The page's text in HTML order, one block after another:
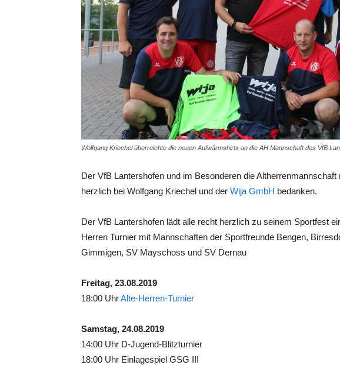
Wolfgang Kriechel überreichte die neuen Aufwärmshirts an die AH Mannschaft des VfB
Der VfB Lantershofen und im Besonderen die
herzlich bei Wolfgang Kriechel und der Wija GmbH bedanken.
Der VfB Lantershofen lädt alle recht herzlich zu seinem Sportfest
Herren Turnier mit Mannschaften der Sportfreunde Bengen,
Gimmigen, SV Mayschoss und SV Dernau
Freitag, 23.08.2019
18:00 UhrAlte-Herren-Turnier
Samstag, 24.08.2019
14:00 Uhr D-Jugend-Blitzturnier
18:00 Uhr Einlagespiel GSG III